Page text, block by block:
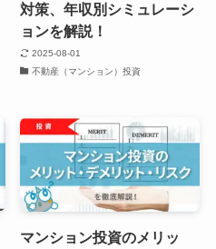
対策、年収別シミュレーシ
ョンを解説！
2025-08-01
不動産（マンション）投資
マンション投資のメリッ